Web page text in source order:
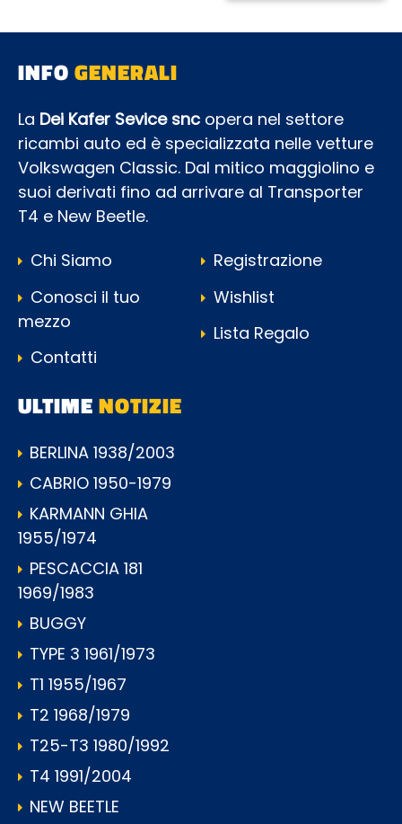
INFOGENERALI
La Dei Kafer Sevice snc opera nel settore
ricambi auto ed è specializzata nelle vetture
Volkswagen Classic. Dal mitico maggiolino e
suoi derivati fino ad arrivare al Transporter
T4 e New Beetle.
Chi Siamo
Conosci il tuo
mezzo
Contatti
Registrazione
Wishlist
Lista Regalo
ULTIMENOTIZIE
BERLINA 1938/2003
CABRIO 1950-1979
KARMANN GHIA
1955/1974
PESCACCIA 181
1969/1983
BUGGY
TYPE 3 1961/1973
T1 1955/1967
T2 1968/1979
T25-T3 1980/1992
T4 1991/2004
NEW BEETLE